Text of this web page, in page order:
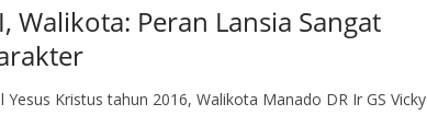
Walikota: Peran Lansia Sangat
Kristus tahun 2016, Walikota Manado DR Ir GS Vicky